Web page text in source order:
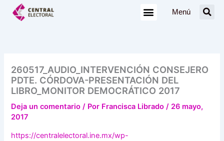
Menú
260517_AUDIO_INTERVENCIÓN CONSEJERO
PDTE. CÓRDOVA-PRESENTACIÓN DEL
LIBRO_MONITOR DEMOCRÁTICO 2017
Deja un comentario / Por Francisca Librado/ 26 mayo,
2017
https://centralelectoral.ine.mx/wp-